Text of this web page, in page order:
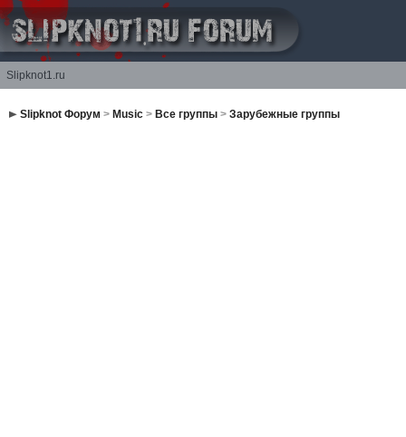
Slipknot1.ru
Slipknot Форум > Music> Все группы> Зарубежные группы